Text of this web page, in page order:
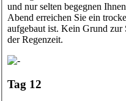
und nur selten begegnen
Abend erreichen Sie ein
aufgebaut ist. Kein Grund zur
der Regenzeit.
Tag 12